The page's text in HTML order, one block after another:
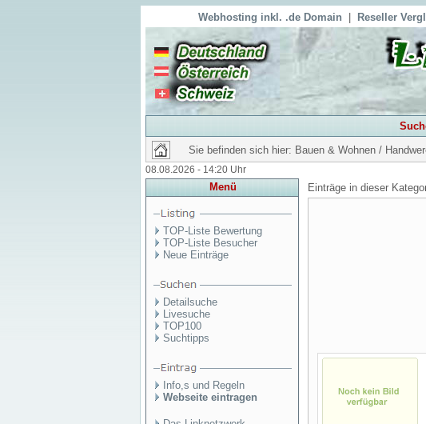
Webhosting inkl. .de Domain Reseller
Sie befinden sich hier: Bauen & Wohnen /
08.08.2026 - 14:20 Uhr
Menü
TOP-Liste Bewertung
TOP-Liste Besucher
Neue Einträge
Detailsuche
Livesuche
TOP100
Suchtipps
Info,s und Regeln
Webseite eintragen
Einträge in dieser